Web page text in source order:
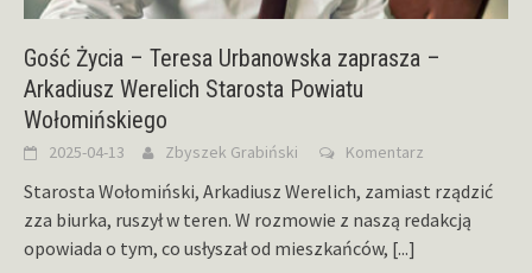
Gość Życia – Teresa Urbanowska zaprasza –
Arkadiusz Werelich Starosta Powiatu
Wołomińskiego
2025-04-13 Zbyszek Grabiński Komentarz
Starosta Wołomiński, Arkadiusz Werelich, zamiast rządzić
zza biurka, ruszył w teren. W rozmowie z naszą redakcją
opowiada o tym, co usłyszał od mieszkańców, [...]